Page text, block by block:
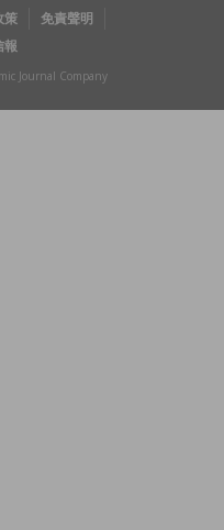
策
免責聲明
報
Journal Company